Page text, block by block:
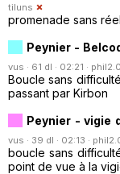
tiluns
promenade sans
Peynier -
vus · 61 dl · 02:21 · phil2.0
Boucle sans
passant par Kirbon
Peynier - vigie
vus · 39 dl · 02:13 ·
boucle sans
point de vue à la